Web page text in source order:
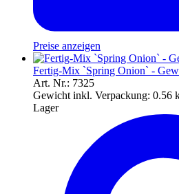
Preise anzeigen
Fertig-Mix `Spring Onion` -
Art. Nr.: 7325
Gewicht inkl. Verpackung: 0.56
Lager